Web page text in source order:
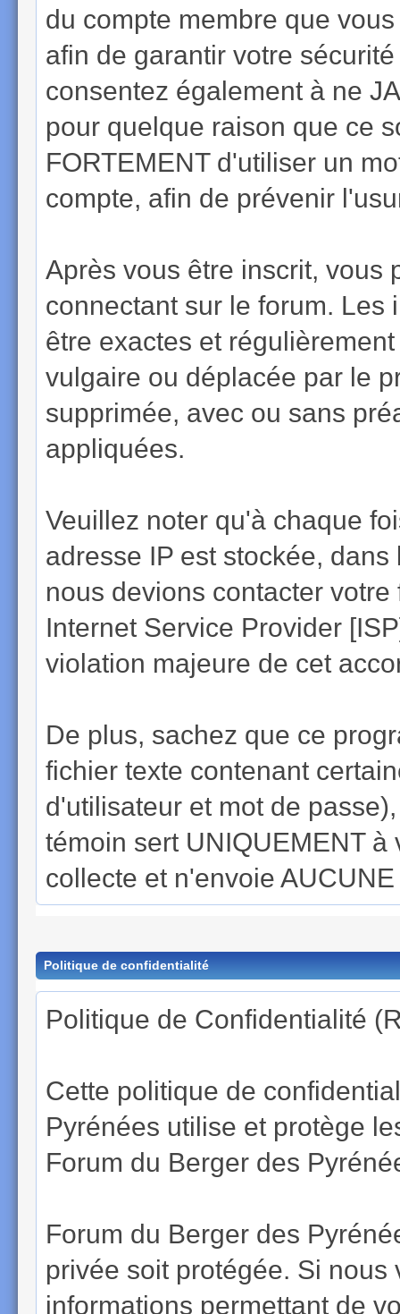
du compte membre que
afin de garantir votre
consentez également à ne
pour quelque raison que ce
FORTEMENT d'utiliser un
compte, afin de prévenir
Après vous être inscrit, vous
connectant sur le forum. Les
être exactes et
vulgaire ou déplacée par le
supprimée, avec ou sans
appliquées.
Veuillez noter qu'à chaque
adresse IP est stockée,
nous devions contacter
Internet Service Provider
violation majeure de cet
De plus, sachez que ce
fichier texte contenant
d'utilisateur et mot de
témoin sert UNIQUEMENT
collecte et n'envoie
Politique de confidentialité
Politique de Confidentialité
Cette politique de
Pyrénées utilise et protège
Forum du Berger des
Forum du Berger des
privée soit protégée. Si
informations permettant de